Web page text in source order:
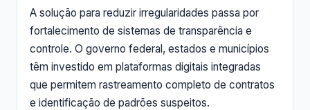
A solução para reduzir irregularidades passa por
fortalecimento de sistemas de transparência e
controle. O governo federal, estados e municípios
têm investido em plataformas digitais integradas
que permitem rastreamento completo de contratos
e identificação de padrões suspeitos.